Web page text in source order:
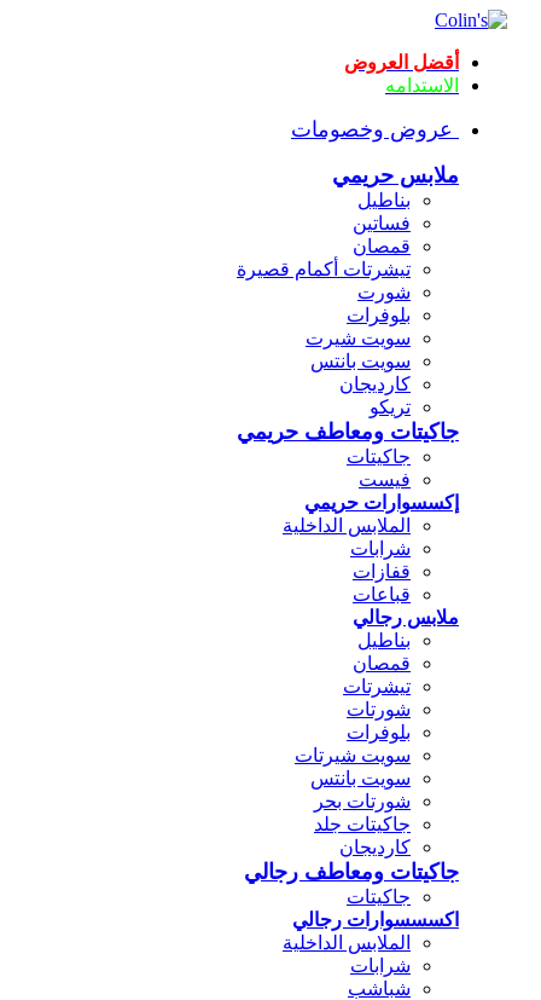
أقضل العروض
الاستدامه
عروض وخصومات
ملابس حريمي
بناطيل
فساتين
قمصان
تيشرتات أكمام قصيرة
شورت
بلوفرات
سويت شيرت
سويت بانتس
كارديجان
تريكو
جاكيتات ومعاطف حريمي
جاكيتات
فيست
إكسسوارات حريمي
الملابس الداخلية
شرابات
قفازات
قباعات
ملابس رجالي
بناطيل
قمصان
تيشرتات
شورتات
بلوفرات
سويت شيرتات
سويت بانتس
شورتات بحر
جاكيتات جلد
كارديجان
جاكيتات ومعاطف رجالي
جاكيتات
اكسسسوارات رجالي
الملابس الداخلية
شرابات
شباشب